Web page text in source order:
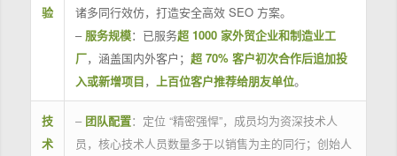
验
诸多同行效仿，打造安全高效 SEO 方案。
– 服务规模：已服务超 1000 家外贸企业和制造业工
厂，涵盖国内外客户； 超 70% 客户初次合作后追加投
入或新增项目， 上百位客户推荐给朋友单位。
技
术
– 团队配置：定位 “精密强悍”，成员均为资深技术人
员，核心技术人员数量多于以销售为主的同行；创始人